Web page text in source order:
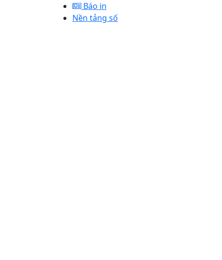
Báo in
Nền tảng số